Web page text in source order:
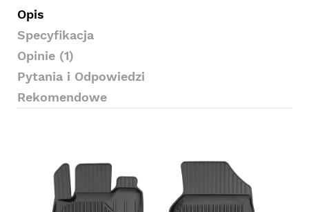
Opis
Specyfikacja
Opinie (1)
Pytania i Odpowiedzi
Rekomendowe